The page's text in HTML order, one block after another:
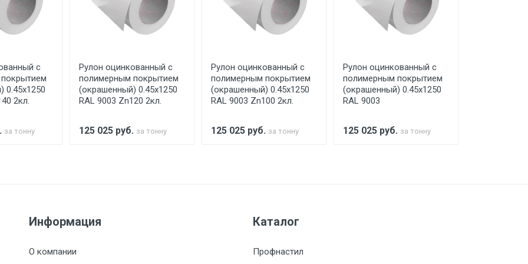
обязан обеспечить подъезные пути для разгружаемого а/м. На разгрузку автомобиля
индивидуально.
Ставка по Москве
ТТК Садовое 1км за МКАД
с
0.45x1250
2кл.
за тонну
Рулон оцинкованный с
полимерным покрытием
(окрашенный) 0.45x1250
RAL 9003 Zn120 2кл.
125 025 руб. за тонну
Рулон оцинкованный с
полимерным покрытием
(окрашенный) 0.45x1250
RAL 9003 Zn100 2кл.
125 025 руб. за тонну
Рулон оцинкованный с
полимерным покрытием
(окрашенный) 0.45x1250
RAL 9003
125 025 руб. за тонну
Информация
О компании
Каталог
Профнастил